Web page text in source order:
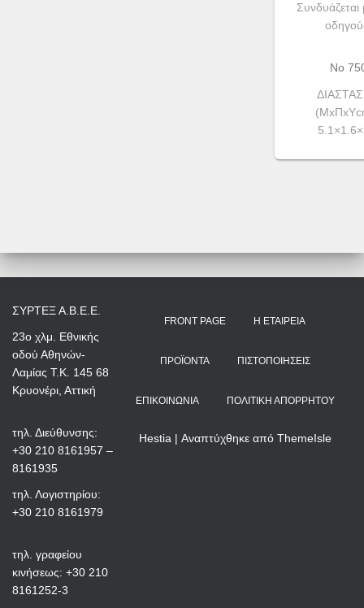
Συνδυάζεται
No
ΣΥΡΤΕΞ Α.Β.Ε.Ε.
23ο χλμ. Εθνικής
οδού Αθηνών-
Λαμίας Τ.Κ. 145 68
Κρυονέρι, Αττική
τηλ. Διεύθυνσης:
+30 210 8161957 –
8161935
τηλ. Λογιστηρίου:
+30 210 8161979
τηλ. γραφείου
κινήσεως: +30 210
8161252-3
FRONT PAGE Η ΕΤΑΙΡΕΊΑ
ΠΡΟΪΌΝΤΑ ΠΙΣΤΟΠΟΙΉΣΕΙΣ
ΕΠΙΚΟΙΝΩΝΊΑ ΠΟΛΙΤΙΚΉ ΑΠΟΡΡΉΤΟΥ
Hestia | Αναπτύχθηκε από ThemeIsle